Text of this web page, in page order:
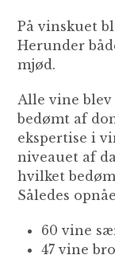
På vinskuet
Herunder
mjød.
Alle vine
bedømt af
ekspertise i
niveauet af
hvilket
Således
60 vine
47 vine